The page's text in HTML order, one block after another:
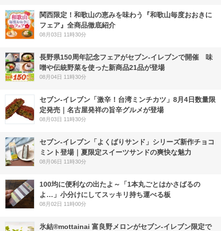
関西限定！和歌山の恵みを味わう『和歌山毎度おおきに
フェア』全商品徹底紹介
08月03日 11時30分
長野県150周年記念フェアがセブン-イレブンで開催 味
噌や伝統野菜を使った新商品21品が登場
08月04日 11時30分
セブン-イレブン「激辛！台湾ミンチカツ」8月4日数量限
定発売｜名古屋発祥の旨辛グルメが登場
08月03日 11時30分
セブン‐イレブン「よくばりサンド」シリーズ新作チョコ
ミント登場｜夏限定スイーツサンドの爽快な魅力
08月06日 11時30分
100均に便利なの出たよ～「1本丸ごとはかさばるの
よ…」小分けにしてスッキリ持ち運べる板
08月02日 11時00分
氷結®mottainai 富良野メロンがセブン‐イレブン限定で